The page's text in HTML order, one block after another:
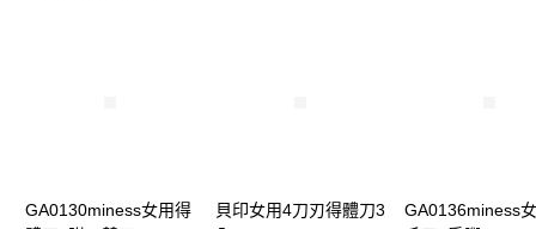
GA0130miness女用得
貝印女用4刀刃得體刀3
GA0136miness